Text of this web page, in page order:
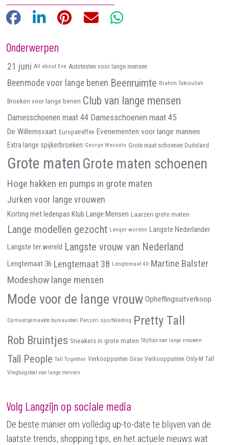
FacebookLinkedIn Pinterest E-mailWhatsApp
Onderwerpen
21 juni All about Eve Autotesten voor lange mensen
Beenmode voor lange benen Beenruimte Brahim Takioullah
Broeken voor lange benen Club van lange mensen
Damesschoenen maat 44 Damesschoenen maat 45
De Willemsvaart Europatreffen Evenementen voor lange mannen
Extra lange spijkerbroeken George Wessels Grote maat schoenen Duitsland
Grote maten Grote maten schoenen
Hoge hakken en pumps in grote maten
Jurken voor lange vrouwen
Korting met ledenpas Klub Lange Mensen Laarzen grote maten
Lange modellen gezocht Langer worden Langste Nederlander
Langste ter wereld Langste vrouw van Nederland
Lengtemaat 36 Lengtemaat 38 Lengtemaat 40 Martine Balster
Modeshow lange mensen
Mode voor de lange vrouw Opheffingsuitverkoop
Op maat gemaakte bureaustoel Panzeri sportkleding Pretty Tall
Rob Bruintjes Sneakers in grote maten Stijltips voor lange vrouwen
Tall People Tall Together Verkooppunten Girav Verkooppunten Only-M Tall
Vliegtuigstoel voor lange mensen
Volg Langzijn op sociale media
De beste manier om volledig up-to-date te blijven van de
laatste trends, shopping tips, en het actuele nieuws wat